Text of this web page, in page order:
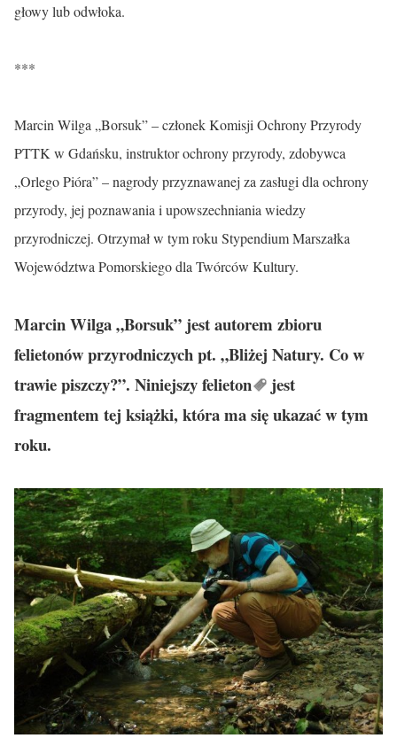
głowy lub odwłoka.
***
Marcin Wilga „Borsuk” – członek Komisji Ochrony Przyrody
PTTK w Gdańsku, instruktor ochrony przyrody, zdobywca
„Orlego Pióra” – nagrody przyznawanej za zasługi dla ochrony
przyrody, jej poznawania i upowszechniania wiedzy
przyrodniczej. Otrzymał w tym roku Stypendium Marszałka
Województwa Pomorskiego dla Twórców Kultury.
Marcin Wilga „Borsuk” jest autorem zbioru
felietonów przyrodniczych pt. „Bliżej Natury. Co w
trawie piszczy?”. Niniejszyfelieton
jest
fragmentem tej książki, która ma się ukazać w tym
roku.